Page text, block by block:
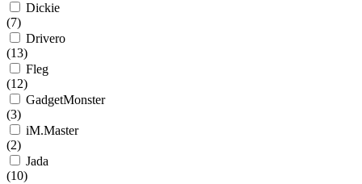
Dickie
(7)
Drivero
(13)
Fleg
(12)
GadgetMonster
(3)
iM.Master
(2)
Jada
(10)